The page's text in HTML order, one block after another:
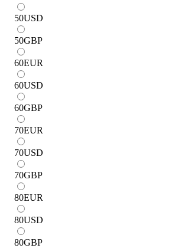
50USD
50GBP
60EUR
60USD
60GBP
70EUR
70USD
70GBP
80EUR
80USD
80GBP